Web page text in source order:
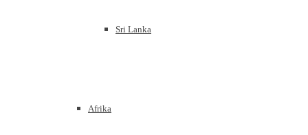
Sri Lanka
Afrika